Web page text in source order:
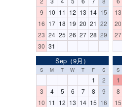
9
10 11 12 13 14 15
16 17 18 19 20 21 22
23 24 25 26 27 28 29
30 31
13
20
27
Sep（9月）
S M T W T F S
1
2
3
4 5 6 7 8
9
10 11 12 13 14 15 16
S
1
8
15